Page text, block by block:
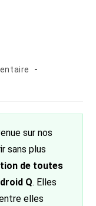
sur nos
sans plus
de toutes
Q. Elles
elles